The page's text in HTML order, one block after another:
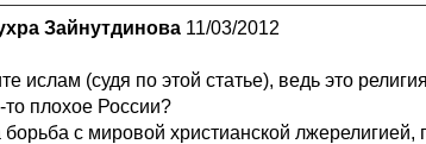
Зайнутдинова 11/03/2012
ислам (судя по этой статье), ведь это
плохое России?
с мировой христианской лжерелигией,